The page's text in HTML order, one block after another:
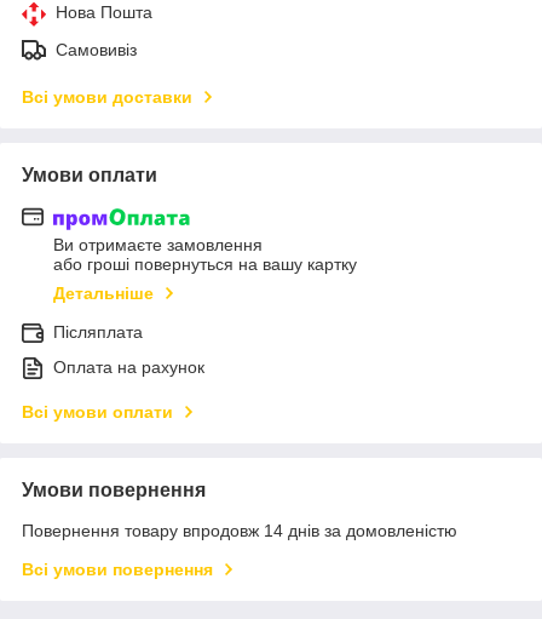
Нова Пошта
Самовивіз
Всі умови доставки
Умови оплати
Ви отримаєте замовлення
або гроші повернуться на вашу картку
Детальніше
Післяплата
Оплата на рахунок
Всі умови оплати
Умови повернення
Повернення товару впродовж 14 днів за домовленістю
Всі умови повернення